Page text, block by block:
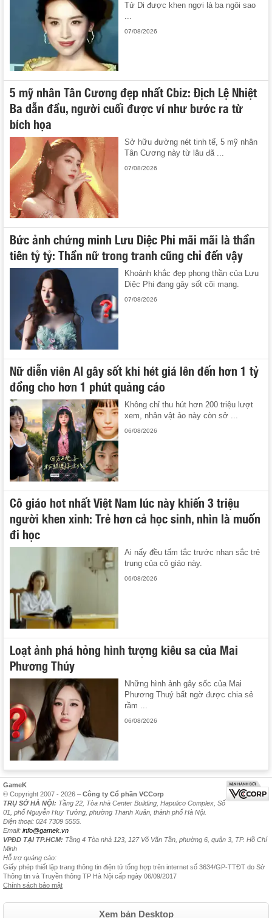
Tử Di được khen ngợi là ba ngôi sao
...
07/08/2026
5 mỹ nhân Tân Cương đẹp nhất Cbiz: Địch Lệ Nhiệt
Ba dẫn đầu, người cuối được ví như bước ra từ
bích họa
Sở hữu đường nét tinh tế, 5 mỹ nhân
Tân Cương này từ lâu đã ...
07/08/2026
Bức ảnh chứng minh Lưu Diệc Phi mãi mãi là thần
tiên tỷ tỷ: Thần nữ trong tranh cũng chỉ đến vậy
Khoảnh khắc đẹp phong thần của Lưu
Diệc Phi đang gây sốt cõi mạng.
07/08/2026
Nữ diễn viên AI gây sốt khi hét giá lên đến hơn 1 tỷ
đồng cho hơn 1 phút quảng cáo
Không chỉ thu hút hơn 200 triệu lượt
xem, nhân vật ảo này còn sở ...
06/08/2026
Cô giáo hot nhất Việt Nam lúc này khiến 3 triệu
người khen xinh: Trẻ hơn cả học sinh, nhìn là muốn
đi học
Ai nấy đều tấm tắc trước nhan sắc trẻ
trung của cô giáo này.
06/08/2026
Loạt ảnh phá hỏng hình tượng kiêu sa của Mai
Phương Thúy
Những hình ảnh gây sốc của Mai
Phương Thuý bất ngờ được chia sẻ
rầm ...
06/08/2026
GameK
© Copyright 2007 - 2026 – Công ty Cổ phần VCCorp
TRỤ SỞ HÀ NỘI: Tầng 22, Tòa nhà Center Building, Hapulico Complex, Số
01, phố Nguyễn Huy Tưởng, phường Thanh Xuân, thành phố Hà Nội.
Điện thoại: 024 7309 5555.
Email: info@gamek.vn
VPĐD TẠI TP.HCM: Tầng 4 Tòa nhà 123, 127 Võ Văn Tần, phường 6, quận 3, TP. Hồ Chí
Minh
Hỗ trợ quảng cáo:
Giấy phép thiết lập trang thông tin điện tử tổng hợp trên internet số 3634/GP-TTĐT do Sở
Thông tin và Truyền thông TP Hà Nội cấp ngày 06/09/2017
Chính sách bảo mật
Xem bản Desktop